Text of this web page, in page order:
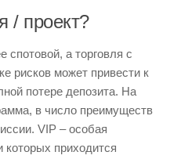
/ проект?
спотовой, а торговля с
рисков может привести к
потере депозита. На
в число преимуществ
VIP – особая
которых приходится